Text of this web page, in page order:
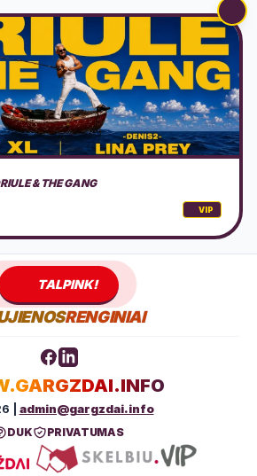
TALPINK!
RENGINIAI
|admin@gargzdai.info
DUK PRIVATUMAS